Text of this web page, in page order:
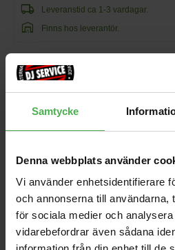
Samtycke
Denna webbplats använder
Vi använder enhetsidentifierare
och annonserna till användarna,
för sociala medier och
vidarebefordrar även sådana
local_shipping Leveranstid ca 1-3 vardagar.
warehouse Finns hos leverantör.
390 kr
142 kr/st
shopping_cartKÖP
Andra som handlade Everlast Tanika
1x6.3mm > 1x6.3mm 0.6m
(6-pack)